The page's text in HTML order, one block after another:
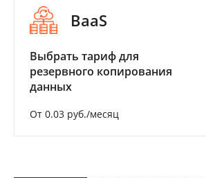
BaaS
Выбрать тариф для
резервного копирования
данных
От 0.03 руб./месяц